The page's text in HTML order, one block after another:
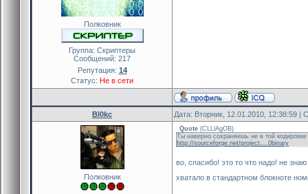
Полковник
Группа: Скриптеры
Сообщений: 217
Репутация: 14
Статус: Не в сети
Bl0kc Дата: Вторник, 12.01.2010, 12:38:59 |
Полковник
Quote (CLLlAgOB)
Ты наверно сохраняешь не в той
http://sourceforge.net/project....0binary
во, спасибо! это то что надо! не
хватало в стандартном блокноте